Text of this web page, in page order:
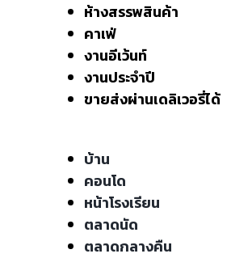
ห้างสรรพสินค้า
คาเฟ่
งานอีเว้นท์
งานประจำปี
ขายส่งผ่านเดลิเวอรี่ได้
บ้าน
คอนโด
หน้าโรงเรียน
ตลาดนัด
ตลาดกลางคืน